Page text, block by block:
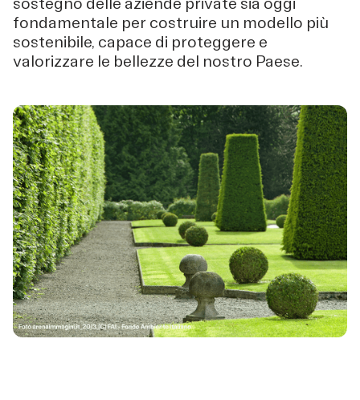
fondamentale per costruire un modello più
sostenibile, capace di proteggere e
valorizzare le bellezze del nostro Paese.